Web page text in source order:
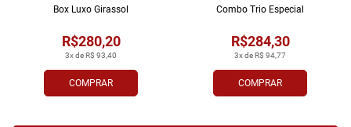
COMPRAR
3x de R$ 93,40
R$280,20
Box Luxo Girassol
COMPRAR
3x de R$ 94,77
R$284,30
Combo Trio Especial